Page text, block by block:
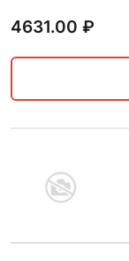
4631.00 ₽